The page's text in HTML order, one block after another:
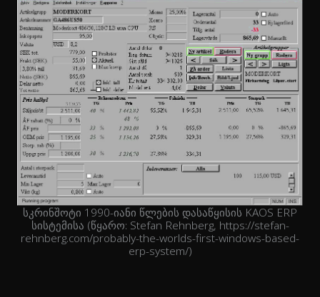
სკრინშოტი 1990-იანი წლების დასაწყისის KAOS ERP
სისტემისა (წყარო: Stefan Rehnberg, https://stefan-
rehnberg.com/probably-the-worlds-first-windows-based-
erp-system/)